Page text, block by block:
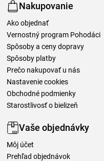
Nakupovanie
Ako objednať
Vernostný program Pohodáci
Spôsoby a ceny dopravy
Spôsoby platby
Prečo nakupovať u nás
Nastavenie cookies
Obchodné podmienky
Starostlivosť o bielizeň
Vaše objednávky
Môj účet
Prehľad objednávok